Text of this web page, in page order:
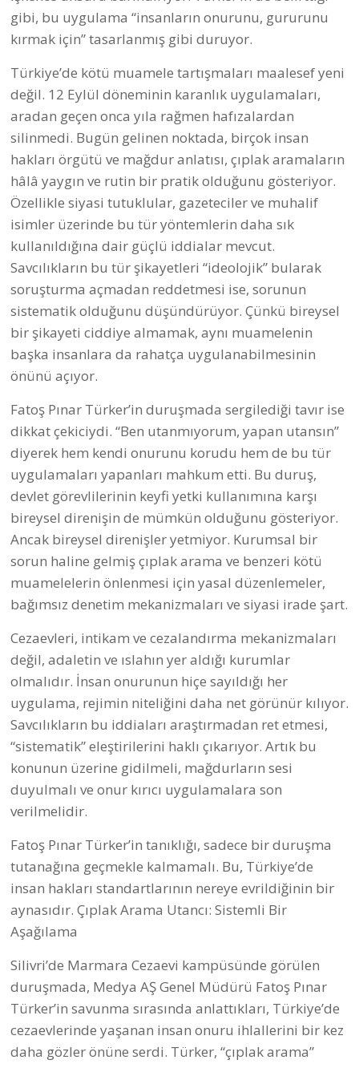
gibi, bu uygulama “insanların onurunu, gururunu
kırmak için” tasarlanmış gibi duruyor.
Türkiye’de kötü muamele tartışmaları maalesef yeni
değil. 12 Eylül döneminin karanlık uygulamaları,
aradan geçen onca yıla rağmen hafızalardan
silinmedi. Bugün gelinen noktada, birçok insan
hakları örgütü ve mağdur anlatısı, çıplak aramaların
hâlâ yaygın ve rutin bir pratik olduğunu gösteriyor.
Özellikle siyasi tutuklular, gazeteciler ve muhalif
isimler üzerinde bu tür yöntemlerin daha sık
kullanıldığına dair güçlü iddialar mevcut.
Savcılıkların bu tür şikayetleri “ideolojik” bularak
soruşturma açmadan reddetmesi ise, sorunun
sistematik olduğunu düşündürüyor. Çünkü bireysel
bir şikayeti ciddiye almamak, aynı muamelenin
başka insanlara da rahatça uygulanabilmesinin
önünü açıyor.
Fatoş Pınar Türker’in duruşmada sergilediği tavır ise
dikkat çekiciydi. “Ben utanmıyorum, yapan utansın”
diyerek hem kendi onurunu korudu hem de bu tür
uygulamaları yapanları mahkum etti. Bu duruş,
devlet görevlilerinin keyfi yetki kullanımına karşı
bireysel direnişin de mümkün olduğunu gösteriyor.
Ancak bireysel direnişler yetmiyor. Kurumsal bir
sorun haline gelmiş çıplak arama ve benzeri kötü
muamelelerin önlenmesi için yasal düzenlemeler,
bağımsız denetim mekanizmaları ve siyasi irade şart.
Cezaevleri, intikam ve cezalandırma mekanizmaları
değil, adaletin ve ıslahın yer aldığı kurumlar
olmalıdır. İnsan onurunun hiçe sayıldığı her
uygulama, rejimin niteliğini daha net görünür kılıyor.
Savcılıkların bu iddiaları araştırmadan ret etmesi,
“sistematik” eleştirilerini haklı çıkarıyor. Artık bu
konunun üzerine gidilmeli, mağdurların sesi
duyulmalı ve onur kırıcı uygulamalara son
verilmelidir.
Fatoş Pınar Türker’in tanıklığı, sadece bir duruşma
tutanağına geçmekle kalmamalı. Bu, Türkiye’de
insan hakları standartlarının nereye evrildiğinin bir
aynasıdır. Çıplak Arama Utancı: Sistemli Bir
Aşağılama
Silivri’de Marmara Cezaevi kampüsünde görülen
duruşmada, Medya AŞ Genel Müdürü Fatoş Pınar
Türker’in savunma sırasında anlattıkları, Türkiye’de
cezaevlerinde yaşanan insan onuru ihlallerini bir kez
daha gözler önüne serdi. Türker, “çıplak arama”